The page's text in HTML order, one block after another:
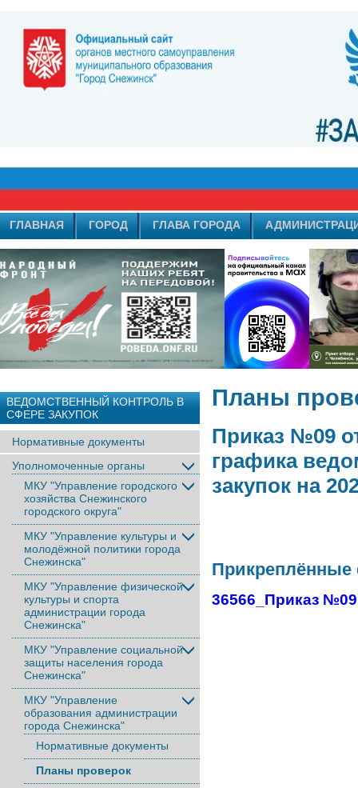
ГЛАВНАЯ ГОРОД ГЛАВА ГОРОДА
ВЕДОМСТВЕННЫЙ КОНТРОЛЬ В
СФЕРЕ ЗАКУПОК
Нормативные документы
Уполномоченные органы
МКУ "Управление городского
хозяйства Снежинского
городского округа"
МКУ "Управление культуры и
молодёжной политики города
Снежинска"
МКУ "Управление физической
культуры и спорта
администрации города
Снежинска"
МКУ "Управление социальной
защиты населения города
Снежинска"
МКУ "Управление
образования администрации
города Снежинска"
Нормативные документы
Планы проверок
Планы
Приказ №09
графика
закупок на
36566_Приказ